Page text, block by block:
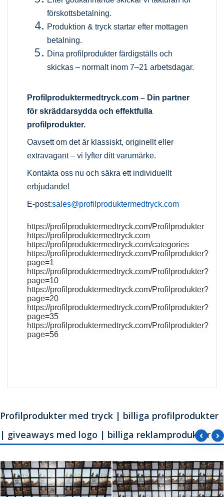
förskottsbetalning.
Produktion & tryck startar efter mottagen
betalning.
Dina profilprodukter färdigställs och
skickas – normalt inom 7–21 arbetsdagar.
Profilproduktermedtryck.com– Din partner
för skräddarsydda och effektfulla
profilprodukter.
Oavsett om det är klassiskt, originellt eller
extravagant – vi lyfter ditt varumärke.
Kontakta oss nu och säkra ett individuellt
erbjudande!
E-post:sales@profilproduktermedtryck.com
https://profilproduktermedtryck.com/Profilprodukter
https://profilproduktermedtryck.com
https://profilproduktermedtryck.com/categories
https://profilproduktermedtryck.com/Profilprodukter?
page=1
https://profilproduktermedtryck.com/Profilprodukter?
page=10
https://profilproduktermedtryck.com/Profilprodukter?
page=20
https://profilproduktermedtryck.com/Profilprodukter?
page=35
https://profilproduktermedtryck.com/Profilprodukter?
page=56
Profilprodukter med tryck | billiga profilprodukter
| giveaways med logo | billiga reklamprodukter